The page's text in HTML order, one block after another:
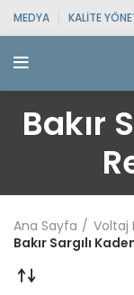
MEDYA KALITE
Bakır
Ana Sayfa
Voltaj
Bakır Sargılı